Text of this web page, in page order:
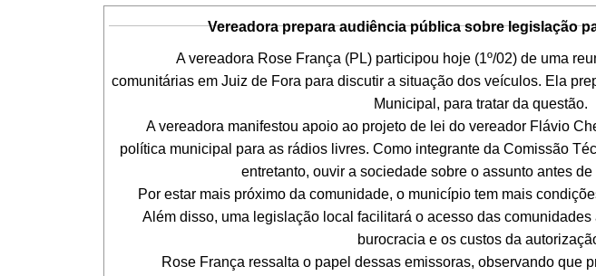
Vereadora prepara audiência pública sobre legislação
A vereadora Rose França (PL) participou hoje (1º/02) de uma
comunitárias em Juiz de Fora para discutir a situação dos veículos. Ela
Municipal, para tratar da questão.
A vereadora manifestou apoio ao projeto de lei do vereador Flávio
política municipal para as rádios livres. Como integrante da Comissão
entretanto, ouvir a sociedade sobre o assunto antes de
Por estar mais próximo da comunidade, o município tem mais
Além disso, uma legislação local facilitará o acesso das
burocracia e os custos da
Rose França ressalta o papel dessas emissoras, observando que